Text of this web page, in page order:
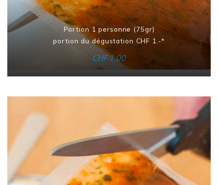
Portion 1 personne (75gr)
portion du dégustation CHF 1.-*
CHF1.00